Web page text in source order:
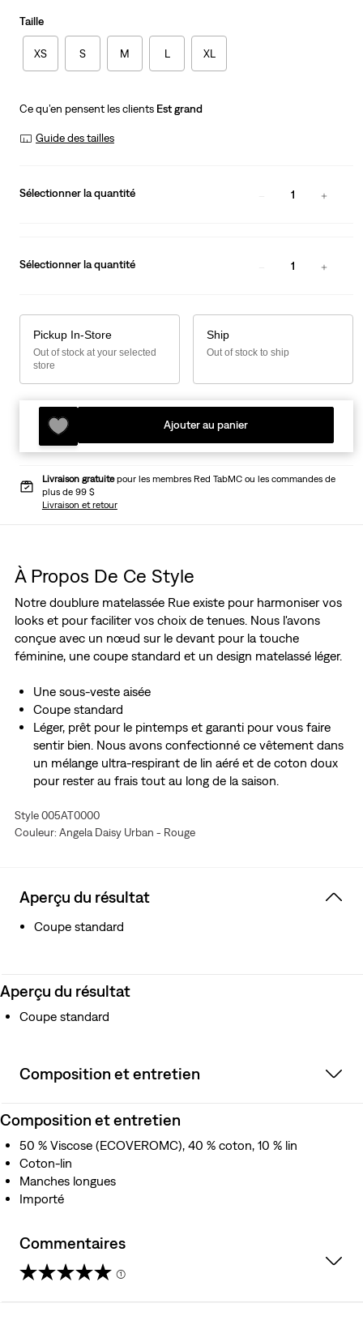
Taille
XS S M L XL
Ce qu’en pensent les clients Est grand
Guide des tailles
Sélectionner la quantité 1
Sélectionner la quantité 1
Pickup In-Store
Out of stock at your selected
store
Ship
Out of stock to ship
Ajouter au panier
Livraison gratuitepour les membres Red TabMC ou les commandes de
plus de 99 $
Livraison et retour
À Propos De Ce Style
Notre doublure matelassée Rue existe pour harmoniser vos
looks et pour faciliter vos choix de tenues. Nous l'avons
conçue avec un nœud sur le devant pour la touche
féminine, une coupe standard et un design matelassé léger.
Une sous-veste aisée
Coupe standard
Léger, prêt pour le pintemps et garanti pour vous faire
sentir bien. Nous avons confectionné ce vêtement dans
un mélange ultra-respirant de lin aéré et de coton doux
pour rester au frais tout au long de la saison.
ECOVEROMC est une marque de commerce de Lenzing
AG.
Style 005AT0000
Couleur: Angela Daisy Urban - Rouge
Aperçu du résultat
Coupe standard
Aperçu du résultat
Coupe standard
Composition et entretien
Composition et entretien
50 % Viscose (ECOVEROMC), 40 % coton, 10 % lin
Coton-lin
Manches longues
Importé
Commentaires
(1)